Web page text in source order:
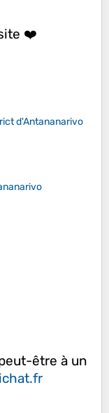
❤️
d'Antananarivo
être à un